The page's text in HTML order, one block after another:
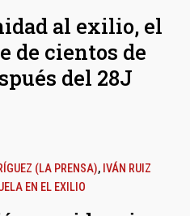
al exilio, el
de cientos de
del 28J
(LA PRENSA), IVÁN RUIZ
EN EL EXILIO